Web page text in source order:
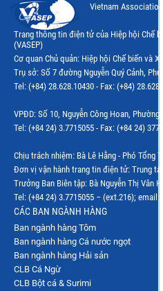
Vietnam
Trang thông tin điện tử của Hiệp hội Chế
(VASEP)
Cơ quan Chủ quản: Hiệp hội Chế biến và
Trụ sở: Số 7 đường Nguyễn Quý Cảnh,
Tel: (+84) 28.628.10430 - Fax: (+84)
VPĐD: Số 10, Nguyễn Công Hoan, Phường
Tel: (+84 24) 3.7715055 - Fax: (+84 24)
Chịu trách nhiệm: Bà Lê Hằng - Phó Tổng
Đơn vị vận hành trang tin điện tử: Trung tâm
Trưởng Ban Biên tập: Bà Nguyễn Thị Vân Hà
Tel: (+84 24) 3.7715055 – (ext.216); email:
CÁC BAN NGÀNH HÀNG
Ban ngành hàng Tôm
Ban ngành hàng Cá nước ngọt
Ban ngành hàng Hải sản
CLB Cá Ngừ
CLB Bột cá & Surimi